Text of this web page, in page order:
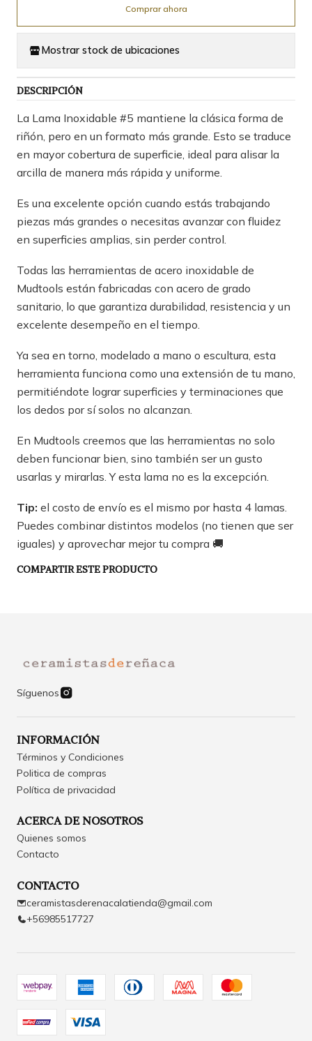
Comprar ahora
Mostrar stock de ubicaciones
DESCRIPCIÓN
La Lama Inoxidable #5 mantiene la clásica forma de
riñón, pero en un formato más grande. Esto se traduce
en mayor cobertura de superficie, ideal para alisar la
arcilla de manera más rápida y uniforme.
Es una excelente opción cuando estás trabajando
piezas más grandes o necesitas avanzar con fluidez
en superficies amplias, sin perder control.
Todas las herramientas de acero inoxidable de
Mudtools están fabricadas con acero de grado
sanitario, lo que garantiza durabilidad, resistencia y un
excelente desempeño en el tiempo.
Ya sea en torno, modelado a mano o escultura, esta
herramienta funciona como una extensión de tu mano,
permitiéndote lograr superficies y terminaciones que
los dedos por sí solos no alcanzan.
En Mudtools creemos que las herramientas no solo
deben funcionar bien, sino también ser un gusto
usarlas y mirarlas. Y esta lama no es la excepción.
Tip: el costo de envío es el mismo por hasta 4 lamas.
Puedes combinar distintos modelos (no tienen que ser
iguales) y aprovechar mejor tu compra 🚚
COMPARTIR ESTE PRODUCTO
Síguenos
INFORMACIÓN
Términos y Condiciones
Politica de compras
Política de privacidad
ACERCA DE NOSOTROS
Quienes somos
Contacto
CONTACTO
ceramistasderenacalatienda@gmail.com
+56985517727